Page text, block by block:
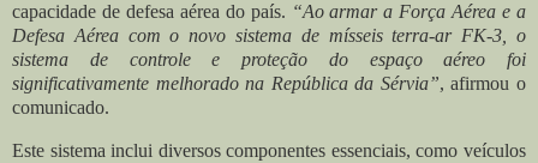
capacidade de defesa aérea do país. “Ao armar a Força Aérea e a
Defesa Aérea com o novo sistema de mísseis terra-ar FK-3, o
sistema de controle e proteção do espaço aéreo foi
significativamente melhorado na República da Sérvia”, afirmou o
comunicado.
Este sistema inclui diversos componentes essenciais, como veículos